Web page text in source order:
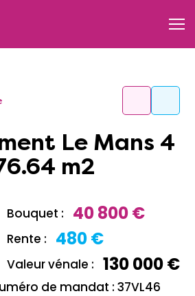
m2
Bouquet : 40 800 €
Rente : 480 €
Valeur vénale : 130 000 €
de mandat : 37VL46